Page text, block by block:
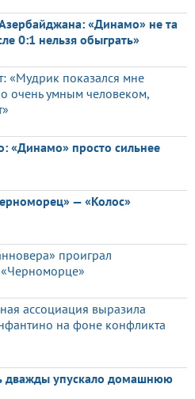
«Динамо» не та
0:1 нельзя обыграть»
«Мудрик показался мне
очень умным человеком,
«Динамо» просто сильнее
— «Колос»
проиграл
«Черноморце»
ассоциация выразила
на фоне конфликта
дважды упускало домашнюю